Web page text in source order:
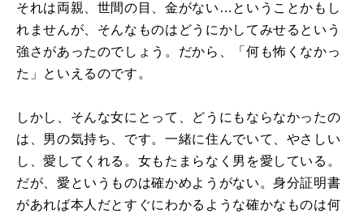
それは両親、世間の目、金がない…ということかもし
れませんが、そんなものはどうにかしてみせるという
強さがあったのでしょう。だから、「何も怖くなかっ
た」といえるのです。
しかし、そんな女にとって、どうにもならなかったの
は、男の気持ち、です。一緒に住んでいて、やさしい
し、愛してくれる。女もたまらなく男を愛している。
だが、愛というものは確かめようがない。身分証明書
があれば本人だとすぐにわかるような確かなものは何